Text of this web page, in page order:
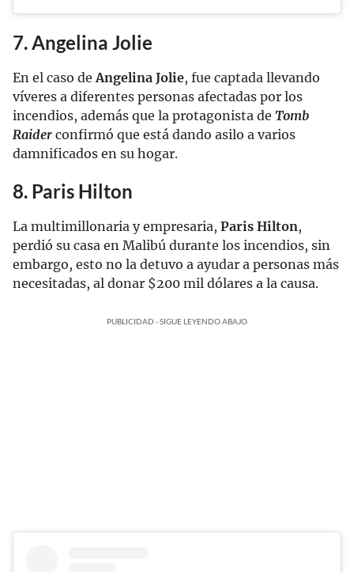
7. Angelina Jolie
En el caso de Angelina Jolie, fue captada llevando
víveres a diferentes personas afectadas por los
incendios, además que la protagonista de Tomb
Raider confirmó que está dando asilo a varios
damnificados en su hogar.
8. Paris Hilton
La multimillonaria y empresaria, Paris Hilton,
perdió su casa en Malibú durante los incendios, sin
embargo, esto no la detuvo a ayudar a personas más
necesitadas, al donar $200 mil dólares a la causa.
PUBLICIDAD - SIGUE LEYENDO ABAJO